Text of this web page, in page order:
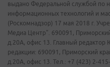
выдано Федеральной службой по
информационных технологий и
(Роскомнадзор) 17 мая 2018 г.
Медиа Центр". 690091,
д.20А, офис 13. Главный
редакции: 690091, Приморский
д.20А, офис 13. Тел.: +7 (423) 2-415-